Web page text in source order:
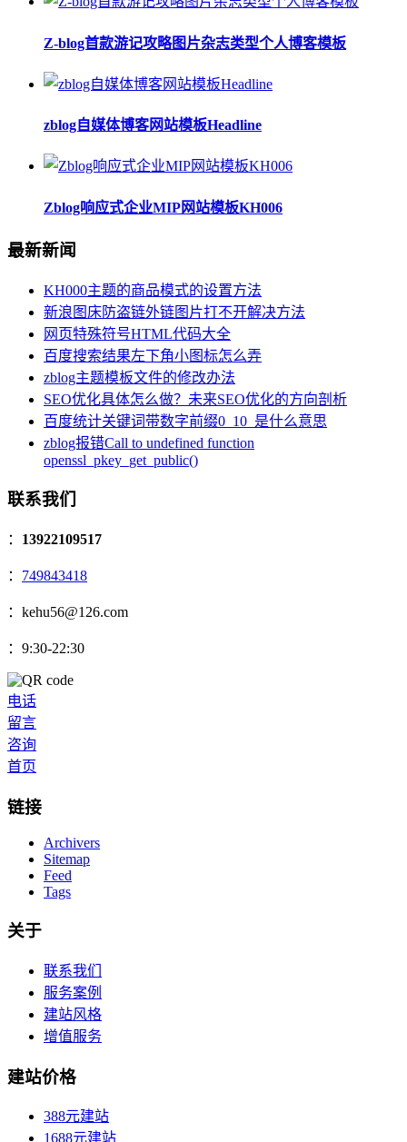
Z-blog首款游记攻略图片杂志类型个人博客模板
zblog自媒体博客网站模板Headline
Zblog响应式企业MIP网站模板KH006
最新新闻
KH000主题的商品模式的设置方法
新浪图床防盗链外链图片打不开解决方法
网页特殊符号HTML代码大全
百度搜索结果左下角小图标怎么弄
zblog主题模板文件的修改办法
SEO优化具体怎么做？未来SEO优化的方向剖析
百度统计关键词带数字前缀0_10_是什么意思
zblog报错Call to undefined function
openssl_pkey_get_public()
联系我们
： 13922109517
： 749843418
：kehu56@126.com
：9:30-22:30
电话
留言
咨询
首页
链接
Archivers
Sitemap
Feed
Tags
关于
联系我们
服务案例
建站风格
增值服务
建站价格
388元建站
1688元建站